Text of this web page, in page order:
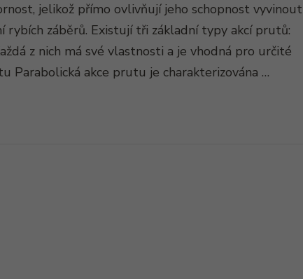
jelikož přímo ovlivňují jeho schopnost vyvinout
záběrů. Existují tři základní typy akcí prutů:
z nich má své vlastnosti a je vhodná pro určité
Parabolická akce prutu je charakterizována …